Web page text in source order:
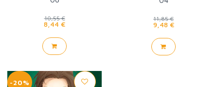
10,55 €
8,44 €
11,85 €
9,48 €
-20%